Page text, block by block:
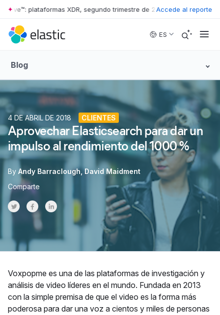
Skip to main content
plataformas XDR, segundo trimestre de 2026 • The Forrester
Accede al reporte
ES
Blog
4 DE ABRIL DE 2018 CLIENTES
Aprovechar Elasticsearch para dar un
impulso al rendimiento del 1000 %
By Andy Barraclough David Maidment
Comparte
Share on Twitter
Share on Facebook
Share on LinkedInr
Voxpopme es una de las plataformas de investigación y
análisis de video líderes en el mundo. Fundada en 2013
con la simple premisa de que el video es la forma más
poderosa para dar una voz a cientos y miles de personas